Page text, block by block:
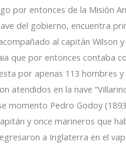
por entonces de la Misión
del gobierno, encuentra
al capitán Wilson y
que por entonces contaba
por apenas 113 hombres y
atendidos en la nave
momento Pedro Godoy
y once marineros que
a Inglaterra en el